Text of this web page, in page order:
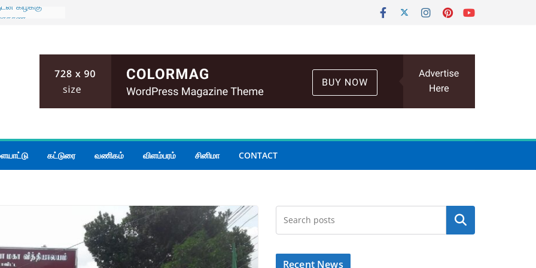
கிழக்கு
பதற்றம்;
இருவர்
மழை
கட்டுரை வணிகம் விளம்பரம் சினிமா CONTACT
Search
Recent News